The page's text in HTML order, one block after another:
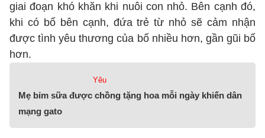
giai đoạn khó khăn khi nuôi con nhỏ. Bên cạnh đó,
khi có bố bên cạnh, đứa trẻ từ nhỏ sẽ cảm nhận
được tình yêu thương của bố nhiều hơn, gần gũi bố
hơn.
Yêu
Mẹ bỉm sữa được chồng tặng hoa mỗi ngày khiến dân
mạng gato